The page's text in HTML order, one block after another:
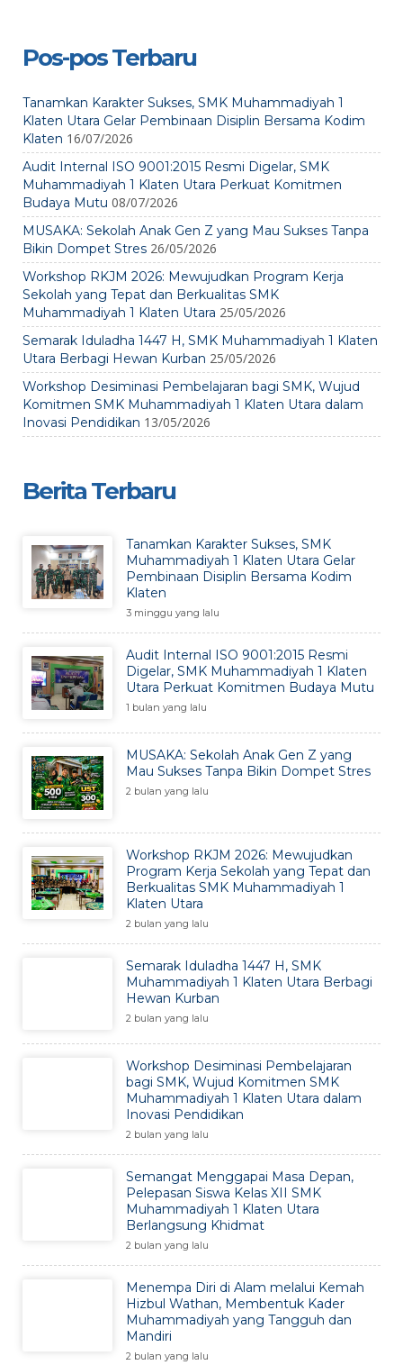
Pos-pos Terbaru
Tanamkan Karakter Sukses, SMK Muhammadiyah 1
Klaten Utara Gelar Pembinaan Disiplin Bersama Kodim
Klaten 16/07/2026
Audit Internal ISO 9001:2015 Resmi Digelar, SMK
Muhammadiyah 1 Klaten Utara Perkuat Komitmen
Budaya Mutu 08/07/2026
MUSAKA: Sekolah Anak Gen Z yang Mau Sukses Tanpa
Bikin Dompet Stres 26/05/2026
Workshop RKJM 2026: Mewujudkan Program Kerja
Sekolah yang Tepat dan Berkualitas SMK
Muhammadiyah 1 Klaten Utara 25/05/2026
Semarak Iduladha 1447 H, SMK Muhammadiyah 1 Klaten
Utara Berbagi Hewan Kurban 25/05/2026
Workshop Desiminasi Pembelajaran bagi SMK, Wujud
Komitmen SMK Muhammadiyah 1 Klaten Utara dalam
Inovasi Pendidikan 13/05/2026
Berita Terbaru
Tanamkan Karakter Sukses, SMK
Muhammadiyah 1 Klaten Utara Gelar
Pembinaan Disiplin Bersama Kodim
Klaten
3 minggu yang lalu
Audit Internal ISO 9001:2015 Resmi
Digelar, SMK Muhammadiyah 1 Klaten
Utara Perkuat Komitmen Budaya Mutu
1 bulan yang lalu
MUSAKA: Sekolah Anak Gen Z yang
Mau Sukses Tanpa Bikin Dompet Stres
2 bulan yang lalu
Workshop RKJM 2026: Mewujudkan
Program Kerja Sekolah yang Tepat dan
Berkualitas SMK Muhammadiyah 1
Klaten Utara
2 bulan yang lalu
Semarak Iduladha 1447 H, SMK
Muhammadiyah 1 Klaten Utara Berbagi
Hewan Kurban
2 bulan yang lalu
Workshop Desiminasi Pembelajaran
bagi SMK, Wujud Komitmen SMK
Muhammadiyah 1 Klaten Utara dalam
Inovasi Pendidikan
2 bulan yang lalu
Semangat Menggapai Masa Depan,
Pelepasan Siswa Kelas XII SMK
Muhammadiyah 1 Klaten Utara
Berlangsung Khidmat
2 bulan yang lalu
Menempa Diri di Alam melalui Kemah
Hizbul Wathan, Membentuk Kader
Muhammadiyah yang Tangguh dan
Mandiri
2 bulan yang lalu